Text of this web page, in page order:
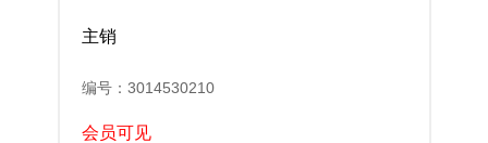
主销
编号：3014530210
会员可见